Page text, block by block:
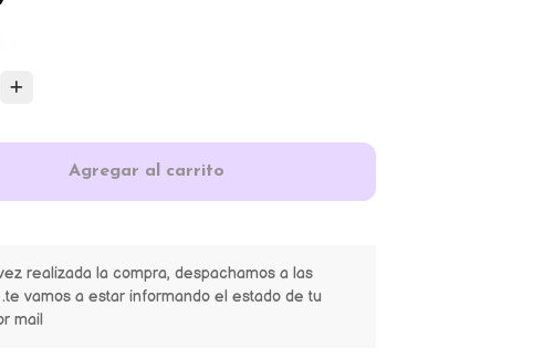
Agregar al carrito
realizada la compra, despachamos a las
vamos a estar informando el estado de tu
mail